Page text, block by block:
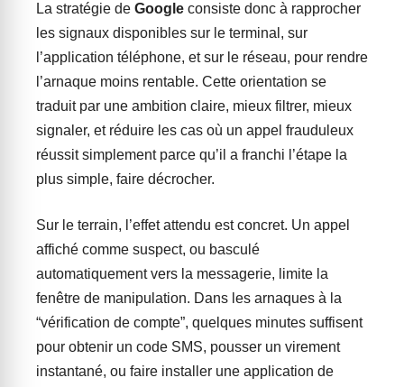
La stratégie de Google consiste donc à rapprocher
les signaux disponibles sur le terminal, sur
l’application téléphone, et sur le réseau, pour rendre
l’arnaque moins rentable. Cette orientation se
traduit par une ambition claire, mieux filtrer, mieux
signaler, et réduire les cas où un appel frauduleux
réussit simplement parce qu’il a franchi l’étape la
plus simple, faire décrocher.
Sur le terrain, l’effet attendu est concret. Un appel
affiché comme suspect, ou basculé
automatiquement vers la messagerie, limite la
fenêtre de manipulation. Dans les arnaques à la
“vérification de compte”, quelques minutes suffisent
pour obtenir un code SMS, pousser un virement
instantané, ou faire installer une application de